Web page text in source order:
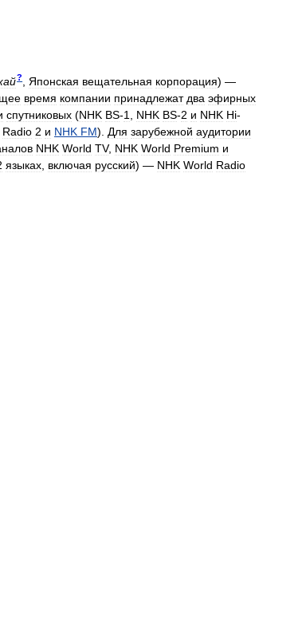
?, Японская вещательная корпорация) —
время компании принадлежат два эфирных
спутниковых (NHK BS-1 NHK BS-2 и NHK Hi-
Radio 2 и NHK FM). Для зарубежной аудитории
NHK World TV, NHK World Premium и
языках включая русский) — NHK World Radio